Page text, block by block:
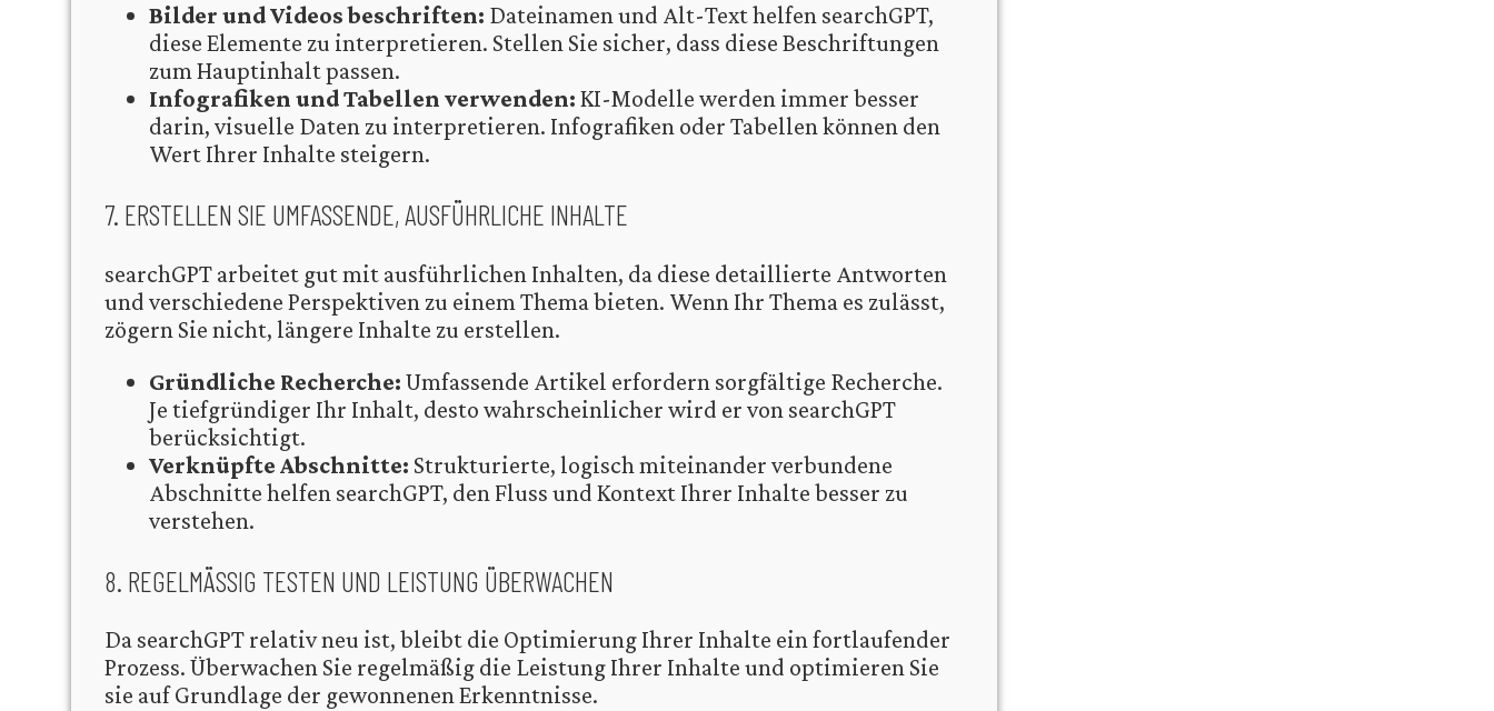
Bilder und Videos beschriften: Dateinamen und Alt-Text helfen searchGPT,
diese Elemente zu interpretieren. Stellen Sie sicher, dass diese Beschriftungen
zum Hauptinhalt passen.
Infografiken und Tabellen verwenden: KI-Modelle werden immer besser
darin, visuelle Daten zu interpretieren. Infografiken oder Tabellen können den
Wert Ihrer Inhalte steigern.
7. ERSTELLEN SIE UMFASSENDE, AUSFÜHRLICHE INHALTE
searchGPT arbeitet gut mit ausführlichen Inhalten, da diese detaillierte Antworten
und verschiedene Perspektiven zu einem Thema bieten. Wenn Ihr Thema es zulässt,
zögern Sie nicht, längere Inhalte zu erstellen.
Gründliche Recherche: Umfassende Artikel erfordern sorgfältige Recherche.
Je tiefgründiger Ihr Inhalt, desto wahrscheinlicher wird er von searchGPT
berücksichtigt.
Verknüpfte Abschnitte: Strukturierte, logisch miteinander verbundene
Abschnitte helfen searchGPT, den Fluss und Kontext Ihrer Inhalte besser zu
verstehen.
8. REGELMÄSSIG TESTEN UND LEISTUNG ÜBERWACHEN
Da searchGPT relativ neu ist, bleibt die Optimierung Ihrer Inhalte ein fortlaufender
Prozess. Überwachen Sie regelmäßig die Leistung Ihrer Inhalte und optimieren Sie
sie auf Grundlage der gewonnenen Erkenntnisse.